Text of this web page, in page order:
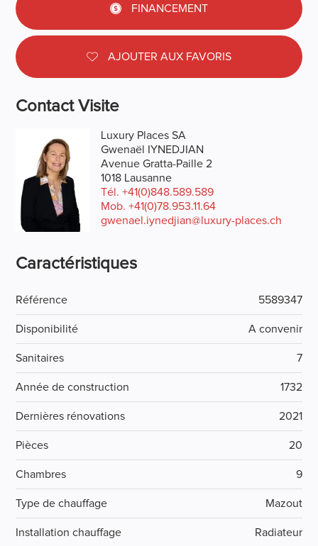
FINANCEMENT
AJOUTER AUX FAVORIS
Contact Visite
Luxury Places SA
Gwenaël IYNEDJIAN
Avenue Gratta-Paille 2
1018 Lausanne
Tél. +41(0)848.589.589
Mob. +41(0)78.953.11.64
gwenael.iynedjian@luxury-places.ch
Caractéristiques
Référence 5589347
Disponibilité A convenir
Sanitaires 7
Année de construction 1732
Dernières rénovations 2021
Pièces 20
Chambres 9
Type de chauffage Mazout
Installation chauffage Radiateur